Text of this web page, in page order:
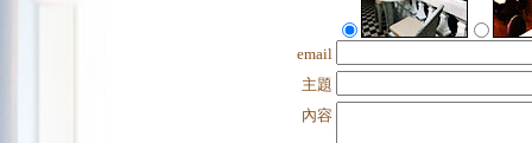
email
主題
內容